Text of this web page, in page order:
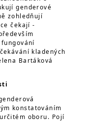
genderové
zohledňují
čekají -
kladených
Bartáková
konstatováním
oboru. Pojí